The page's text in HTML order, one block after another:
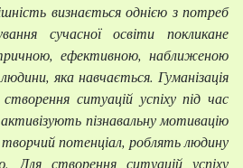
визнається однією з потреб
сучасної освіти покликане
ефективною, наближеною
яка навчається. Гуманізація
ситуацій успіху під час
пізнавальну мотивацію
потенціал, роблять людину
Для створення ситуацій успіху